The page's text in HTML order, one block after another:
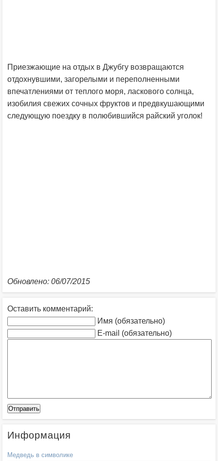
Приезжающие на отдых в Джубгу возвращаются
отдохнувшими, загорелыми и переполненными
впечатлениями от теплого моря, ласкового солнца,
изобилия свежих сочных фруктов и предвкушающими
следующую поездку в полюбившийся райский уголок!
Обновлено: 06/07/2015
Оставить комментарий:
Имя (обязательно)
E-mail (обязательно)
Информация
Медведь в символике